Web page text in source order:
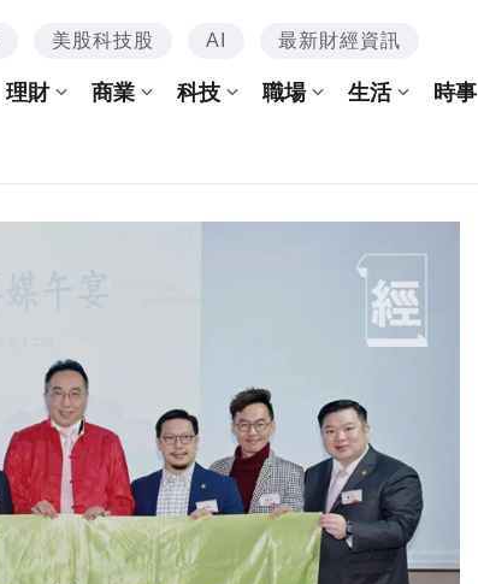
美股科技股 AI 最新財經資訊
理財 商業 科技 職場 生活 時事